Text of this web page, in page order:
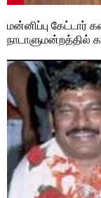
மன்னிப்பு கேட்டார்
நாடாளுமன்றத்தில்